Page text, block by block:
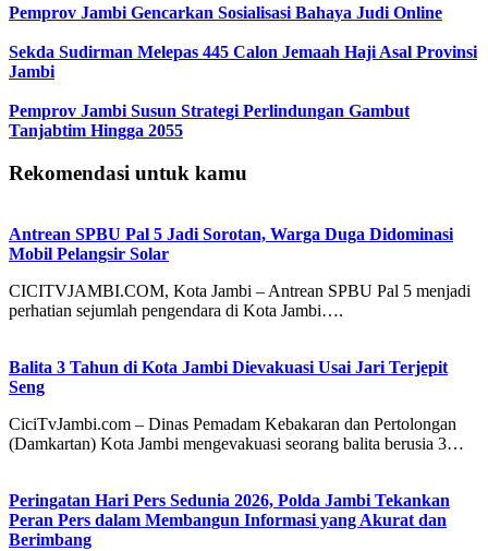
Pemprov Jambi Gencarkan Sosialisasi Bahaya Judi Online
Sekda Sudirman Melepas 445 Calon Jemaah Haji Asal Provinsi
Jambi
Pemprov Jambi Susun Strategi Perlindungan Gambut
Tanjabtim Hingga 2055
Rekomendasi untuk kamu
Antrean SPBU Pal 5 Jadi Sorotan, Warga Duga Didominasi
Mobil Pelangsir Solar
CICITVJAMBI.COM, Kota Jambi – Antrean SPBU Pal 5 menjadi
perhatian sejumlah pengendara di Kota Jambi….
Balita 3 Tahun di Kota Jambi Dievakuasi Usai Jari Terjepit
Seng
CiciTvJambi.com – Dinas Pemadam Kebakaran dan Pertolongan
(Damkartan) Kota Jambi mengevakuasi seorang balita berusia 3…
Peringatan Hari Pers Sedunia 2026, Polda Jambi Tekankan
Peran Pers dalam Membangun Informasi yang Akurat dan
Berimbang